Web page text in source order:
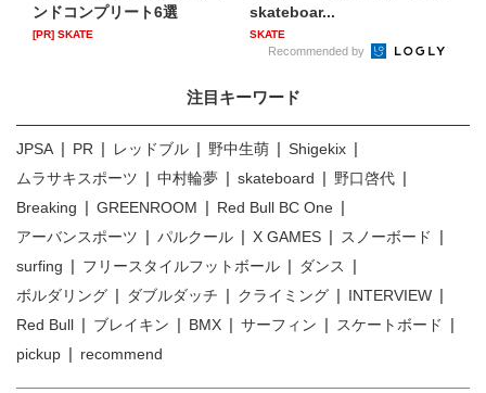
ンドコンプリート6選
[PR] SKATE
skateboar...
SKATE
Recommended by
注目キーワード
JPSA PR レッドブル 野中生萌
Shigekix
ムラサキスポーツ
中村輪夢 skateboard
野口啓代
Breaking
GREENROOM
Red Bull BC One
アーバンスポーツ
パルクール X GAMES
スノーボード
surfing
フリースタイルフットボール
ダンス
ボルダリング
ダブルダッチ クライミング
INTERVIEW
Red Bull
ブレイキン BMX サーフィン
スケートボード
pickup
recommend